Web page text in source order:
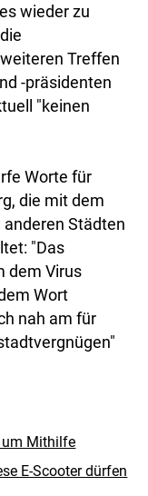
wieder zu
Treffen
-präsidenten
"keinen
Worte für
die mit dem
anderen Städten
"Das
dem Virus
Wort
nah am für
um Mithilfe
E-Scooter dürfen